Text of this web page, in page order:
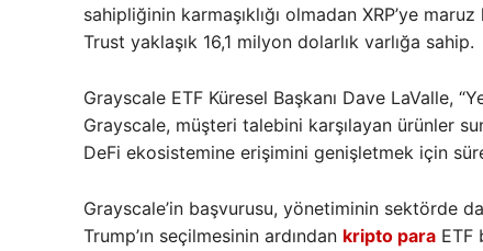
sahipliğinin karmaşıklığı olmadan XRP’ye
Trust yaklaşık 16,1 milyon dolarlık varlığa sahip.
Grayscale ETF Küresel Başkanı Dave LaValle,
Grayscale, müşteri talebini karşılayan ürünler
DeFi ekosistemine erişimini genişletmek için
Grayscale’in başvurusu, yönetiminin sektörde
Trump’ın seçilmesinin ardından kripto para ETF